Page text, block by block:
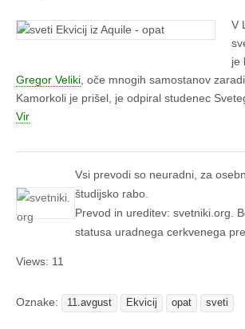
V
je
Gregor Veliki , oče mnogih samostanov
Kamorkoli je prišel, je odpiral studenec
Vir
Vsi prevodi so neuradni, za
študijsko rabo.
Prevod in ureditev: svetniki.org.
statusa uradnega cerkvenega
Views: 11
Oznake: 11.avgust Ekvicij opat sveti